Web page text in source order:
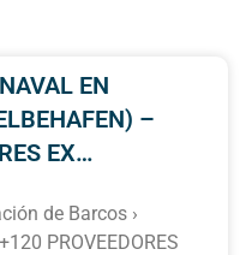
EN
–
EX…
de Barcos ›
PROVEEDORES